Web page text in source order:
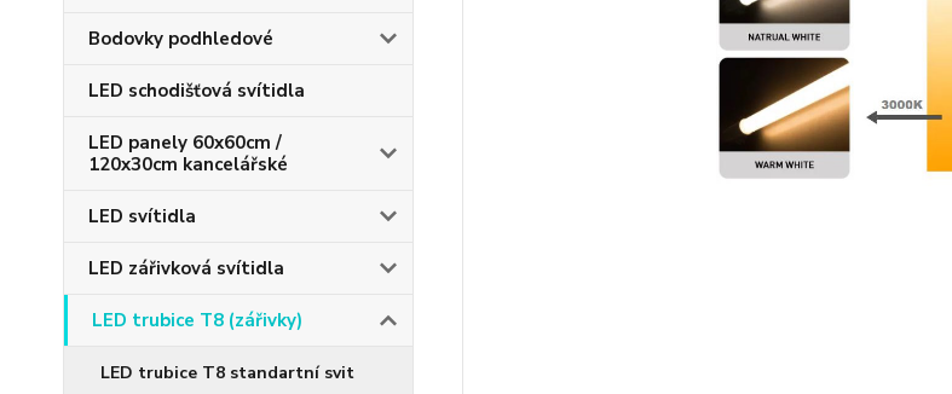
Bodovky podhledové
LED schodišťová svítidla
LED panely 60x60cm /
120x30cm kancelářské
LED svítidla
LED zářivková svítidla
LED trubice T8 (zářivky)
LED trubice T8 standartní svit